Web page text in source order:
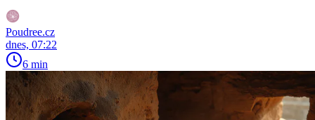
Poudree.cz
dnes, 07:22
6 min